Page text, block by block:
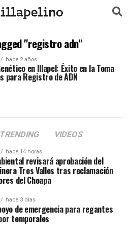
"registro adn"
hace 2 años
en Illapel: Éxito en la Toma
para Registro de ADN
TRENDING VIDEOS
hace 14 horas
revisará aprobación del
Tres Valles tras reclamación
del Choapa
hace 3 días
de emergencia para regantes
temporales